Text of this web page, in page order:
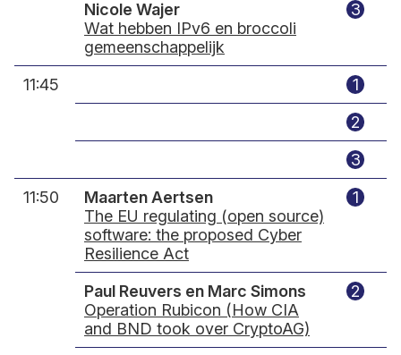
Nicole Wajer
Wat hebben IPv6 en broccoli
gemeenschappelijk
3
11:45
1
2
3
11:50
Maarten Aertsen
The EU regulating (open source)
software: the proposed Cyber
Resilience Act
1
Paul Reuvers en Marc Simons
Operation Rubicon (How CIA
and BND took over CryptoAG)
2